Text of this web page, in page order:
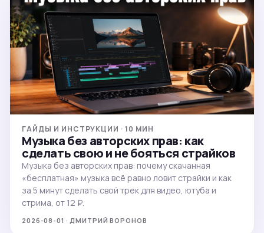
ГАЙДЫ И ИНСТРУКЦИИ · 10 МИН
Музыка без авторских прав: как
сделать свою и не бояться страйков
Музыка без авторских прав: почему скачанная
«бесплатная» музыка всё равно ловит страйки и как
за 5 минут сделать свой трек для видео, ютуба и
стрима, от 12 ₽.
2026-08-01 · ДМИТРИЙ ВОРОНОВ